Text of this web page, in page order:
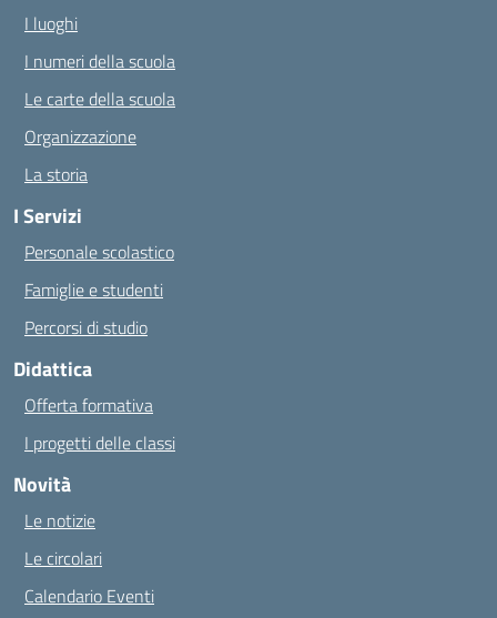
I luoghi
I numeri della scuola
Le carte della scuola
Organizzazione
La storia
I Servizi
Personale scolastico
Famiglie e studenti
Percorsi di studio
Didattica
Offerta formativa
I progetti delle classi
Novità
Le notizie
Le circolari
Calendario Eventi